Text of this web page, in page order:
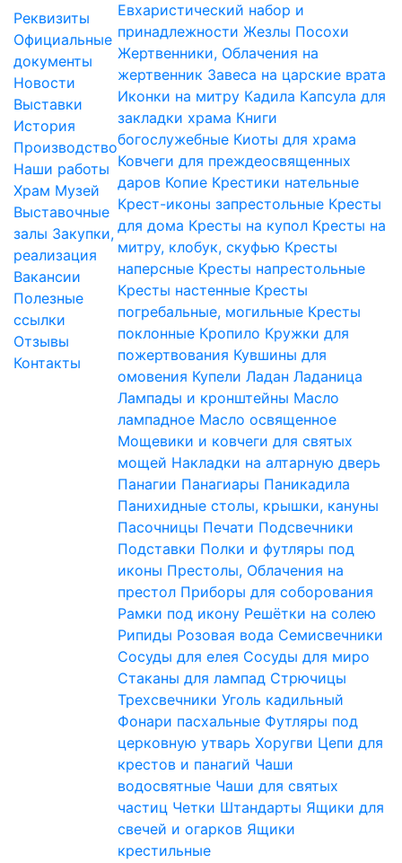
Реквизиты
Официальные
документы
Новости
Выставки
История
Производство
Наши работы
Храм Музей
Выставочные
залы Закупки,
реализация
Вакансии
Полезные
ссылки
Отзывы
Контакты
Евхаристический набор и
принадлежности Жезлы Посохи
Жертвенники, Облачения на
жертвенник Завеса на царские врата
Иконки на митру Кадила Капсула для
закладки храма Книги
богослужебные Киоты для храма
Ковчеги для преждеосвященных
даров Копие Крестики нательные
Крест-иконы запрестольные Кресты
для дома Кресты на купол Кресты на
митру, клобук, скуфью Кресты
наперсные Кресты напрестольные
Кресты настенные Кресты
погребальные, могильные Кресты
поклонные Кропило Кружки для
пожертвования Кувшины для
омовения Купели Ладан Ладаница
Лампады и кронштейны Масло
лампадное Масло освященное
Мощевики и ковчеги для святых
мощей Накладки на алтарную дверь
Панагии Панагиары Паникадила
Панихидные столы, крышки, кануны
Пасочницы Печати Подсвечники
Подставки Полки и футляры под
иконы Престолы, Облачения на
престол Приборы для соборования
Рамки под икону Решётки на солею
Рипиды Розовая вода Семисвечники
Сосуды для елея Сосуды для миро
Стаканы для лампад Стрючицы
Трехсвечники Уголь кадильный
Фонари пасхальные Футляры под
церковную утварь Хоругви Цепи для
крестов и панагий Чаши
водосвятные Чаши для святых
частиц Четки Штандарты Ящики для
свечей и огарков Ящики
крестильные